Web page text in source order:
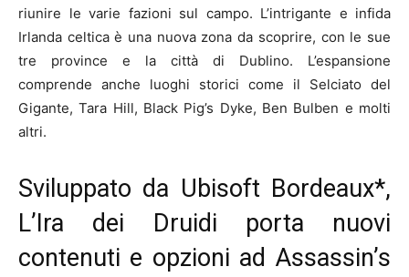
riunire le varie fazioni sul campo. L’intrigante e infida
Irlanda celtica è una nuova zona da scoprire, con le sue
tre province e la città di Dublino. L’espansione
comprende anche luoghi storici come il Selciato del
Gigante, Tara Hill, Black Pig’s Dyke, Ben Bulben e molti
altri.
Sviluppato da Ubisoft Bordeaux*,
L’Ira dei Druidi porta nuovi
contenuti e opzioni ad Assassin’s